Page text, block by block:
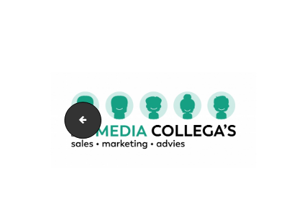
big banner home v2